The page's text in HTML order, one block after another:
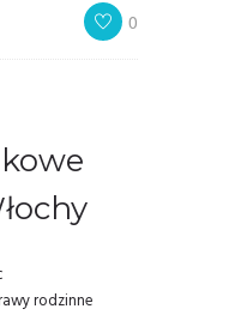
0
rodzinne